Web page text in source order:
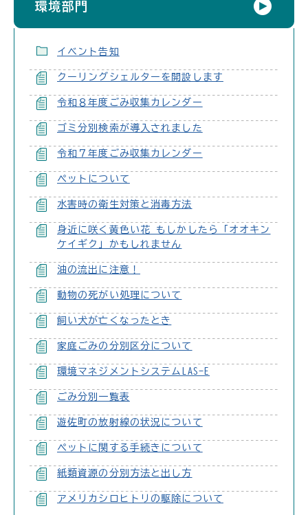
環境部門
イベント告知
クーリングシェルターを開設します
令和８年度ごみ収集カレンダー
ゴミ分別検索が導入されました
令和７年度ごみ収集カレンダー
ペットについて
水害時の衛生対策と消毒方法
身近に咲く黄色い花 もしかしたら「オオキン
ケイギク」かもしれません
油の流出に注意！
動物の死がい処理について
飼い犬が亡くなったとき
家庭ごみの分別区分について
環境マネジメントシステムLAS-E
ごみ分別一覧表
遊佐町の放射線の状況について
ペットに関する手続きについて
紙類資源の分別方法と出し方
アメリカシロヒトリの駆除について